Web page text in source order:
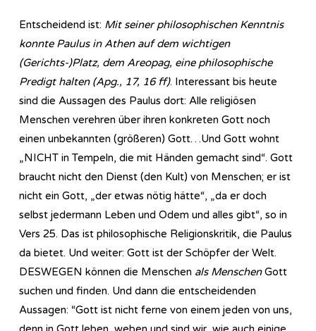
Entscheidend ist: Mit seiner philosophischen Kenntnis
konnte Paulus in Athen auf dem wichtigen
(Gerichts-)Platz, dem Areopag, eine philosophische
Predigt halten (Apg., 17, 16 ff). Interessant bis heute
sind die Aussagen des Paulus dort: Alle religiösen
Menschen verehren über ihren konkreten Gott noch
einen unbekannten (größeren) Gott…Und Gott wohnt
„NICHT in Tempeln, die mit Händen gemacht sind“. Gott
braucht nicht den Dienst (den Kult) von Menschen; er ist
nicht ein Gott, „der etwas nötig hätte“, „da er doch
selbst jedermann Leben und Odem und alles gibt“, so in
Vers 25. Das ist philosophische Religionskritik, die Paulus
da bietet. Und weiter: Gott ist der Schöpfer der Welt.
DESWEGEN können die Menschen als MenschenGott
suchen und finden. Und dann die entscheidenden
Aussagen: “Gott ist nicht ferne von einem jeden von uns,